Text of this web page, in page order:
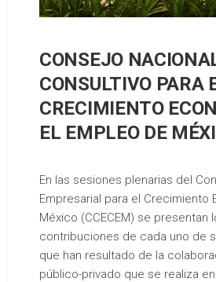
CONSEJO
CONSULTIVO PARA
CRECIMIENTO
EL EMPLEO DE
En las sesiones plenarias del
Empresarial para el Crecimiento
México (CCECEM) se presentan
contribuciones de cada uno de
que han resultado de la
público-privado que se realiza